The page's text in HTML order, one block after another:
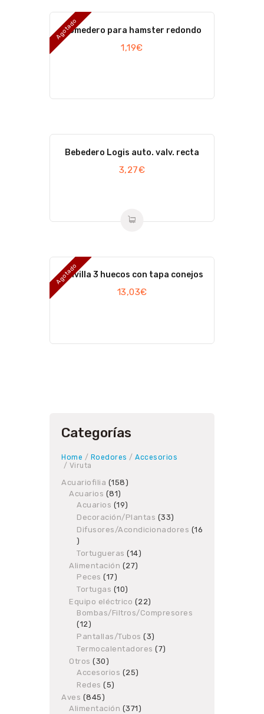
Agotado
Comedero para hamster redondo
1,19€
Bebedero Logis auto. valv. recta
3,27€
Agotado
Tolvilla 3 huecos con tapa conejos
13,03€
Categorías
Home / Roedores / Accesorios
/ Viruta
Acuariofilia 158158
Acuarios 8181
products
Acuarios 1919
products
Decoración/Plantas 3333
products
Difusores/Acondicionadores
16
16
products
Tortugueras 1414
Alimentación 2727
Peces 1717
products
Tortugas 1010
products
Equipo eléctrico 2222
products
Bombas/Filtros/Compresores
1212
products
Pantallas/Tubos 33
products
Termocalentadores 77
Otros 3030
products
Accesorios 2525
Redes 55
Aves 845845
products
Alimentación 371371